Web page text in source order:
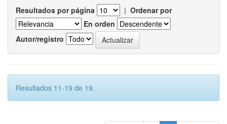
Resultados por página | Ordenar por
En orden
Autor/registro
Resultados 11-19 de 19.